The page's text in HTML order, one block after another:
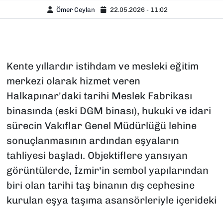
Ömer Ceylan 22.05.2026 - 11:02
Kente yıllardır istihdam ve mesleki eğitim
merkezi olarak hizmet veren
Halkapınar'daki tarihi Meslek Fabrikası
binasında (eski DGM binası), hukuki ve idari
sürecin Vakıflar Genel Müdürlüğü lehine
sonuçlanmasının ardından eşyaların
tahliyesi başladı. Objektiflere yansıyan
görüntülerde, İzmir'in sembol yapılarından
biri olan tarihi taş binanın dış cephesine
kurulan eşya taşıma asansörleriyle içerideki